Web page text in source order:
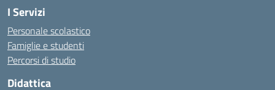
I Servizi
Personale scolastico
Famiglie e studenti
Percorsi di studio
Didattica